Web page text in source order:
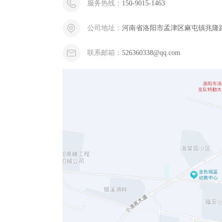
服务热线： 150-9015-1463
公司地址： 河南省洛阳市孟津区麻屯镇兆隆
联系邮箱： 526360338@qq.com